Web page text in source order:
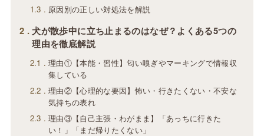
1.3
原因別の正しい対処法を解説
2
犬が散歩中に立ち止まるのはなぜ？よくある5つの
理由を徹底解説
2.1
理由①【本能・習性】匂い嗅ぎやマーキングで情報収
集している
2.2
理由②【心理的な要因】怖い・行きたくない・不安な
気持ちの表れ
2.3
理由③【自己主張・わがまま】「あっちに行きた
い！」「まだ帰りたくない」